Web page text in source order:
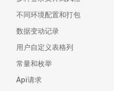
不同环境配置和打包
数据变动记录
用户自定义表格列
常量和枚举
Api请求